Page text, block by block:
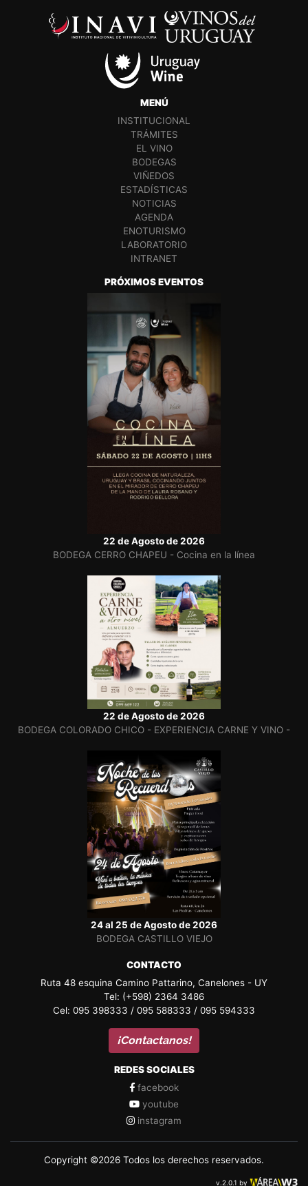
MENÚ
INSTITUCIONAL
TRÁMITES
EL VINO
BODEGAS
VIÑEDOS
ESTADÍSTICAS
NOTICIAS
AGENDA
ENOTURISMO
LABORATORIO
INTRANET
PRÓXIMOS EVENTOS
22 de Agosto de 2026
BODEGA CERRO CHAPEU - Cocina en la línea
22 de Agosto de 2026
BODEGA COLORADO CHICO - EXPERIENCIA CARNE Y VINO -
24 al 25 de Agosto de 2026
BODEGA CASTILLO VIEJO
CONTACTO
Ruta 48 esquina Camino Pattarino, Canelones - UY
Tel: (+598) 2364 3486
Cel: 095 398333 / 095 588333 / 095 594333
¡Contactanos!
REDES SOCIALES
facebook
youtube
instagram
Copyright ©2026 Todos los derechos reservados.
v.2.0.1 by